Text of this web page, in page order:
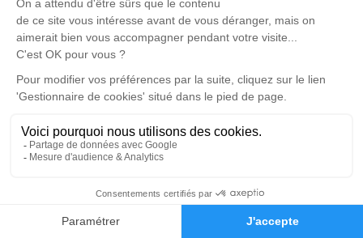
Faire-part Hommages
LAHOUSSINE.
Un service de plantation d’arbre hommage est
disponible ici
Cérémonie religieuse
Église Saint Trophyme de Bormes-les-
Mimosas